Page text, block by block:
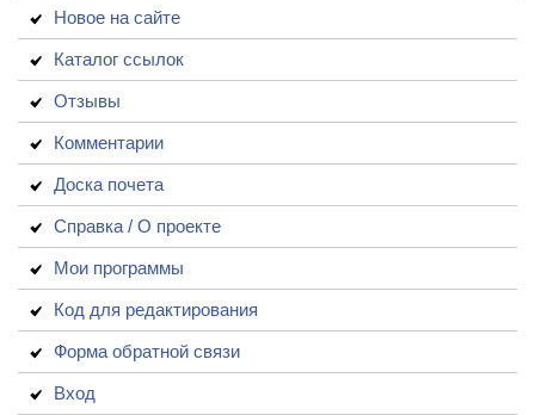
Новое на сайте
Каталог ссылок
Отзывы
Комментарии
Доска почета
Справка / О проекте
Мои программы
Код для редактирования
Форма обратной связи
Вход